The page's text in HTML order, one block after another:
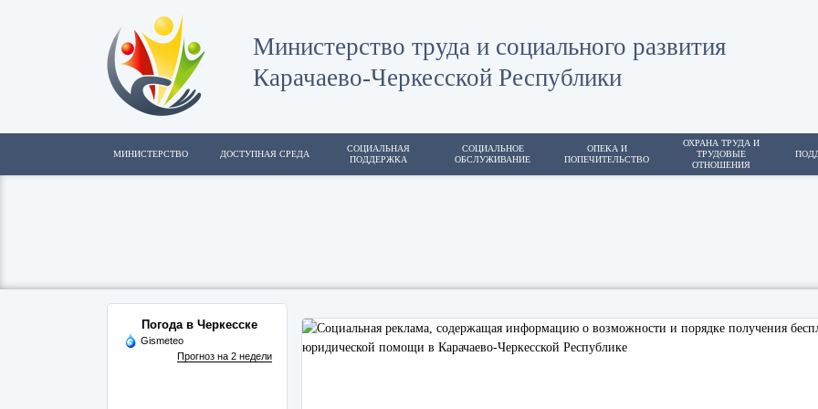
Министерство труда и социального развития
Карачаево-Черкесской Республики
МИНИСТЕРСТВО ДОСТУПНАЯ СРЕДА
СОЦИАЛЬНАЯ
ПОДДЕРЖКА
СОЦИАЛЬНОЕ
ОБСЛУЖИВАНИЕ
ОПЕКА И
ПОПЕЧИТЕЛЬСТВО
ОХРАНА ТРУДА И
ТРУДОВЫЕ
ОТНОШЕНИЯ
Погода в Черкесске
Gismeteo
Прогноз на 2 недели